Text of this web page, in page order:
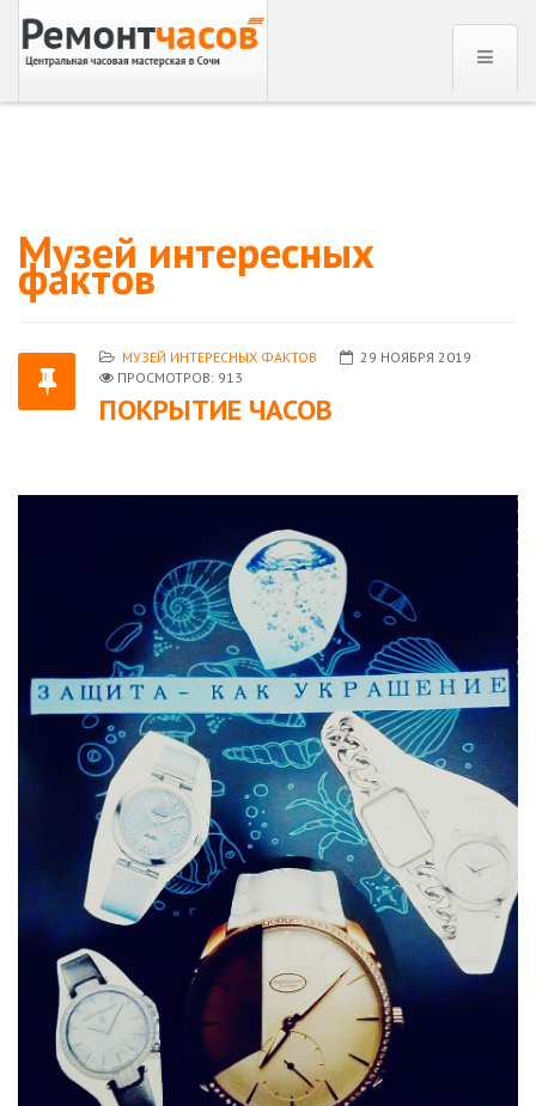
Музей интересных
фактов
МУЗЕЙ ИНТЕРЕСНЫХ ФАКТОВ
29 НОЯБРЯ 2019
ПРОСМОТРОВ: 913
ПОКРЫТИЕ ЧАСОВ